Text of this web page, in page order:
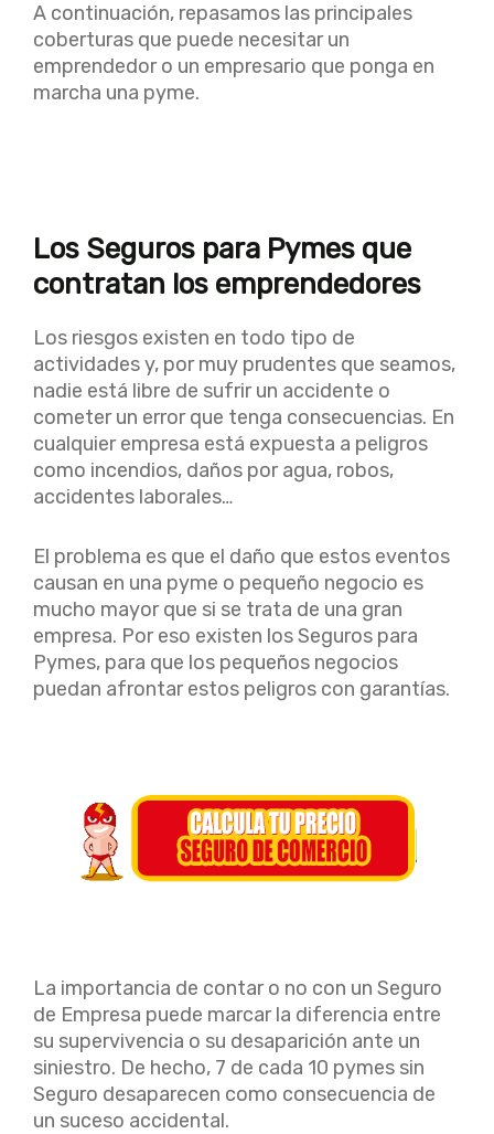
A continuación, repasamos las principales
coberturas que puede necesitar un
emprendedor o un empresario que ponga en
marcha una pyme.
Los Seguros para Pymes que
contratan los emprendedores
Los riesgos existen en todo tipo de
actividades y, por muy prudentes que seamos,
nadie está libre de sufrir un accidente o
cometer un error que tenga consecuencias. En
cualquier empresa está expuesta a peligros
como incendios, daños por agua, robos,
accidentes laborales…
El problema es que el daño que estos eventos
causan en una pyme o pequeño negocio es
mucho mayor que si se trata de una gran
empresa. Por eso existen los Seguros para
Pymes, para que los pequeños negocios
puedan afrontar estos peligros con garantías.
La importancia de contar o no con un Seguro
de Empresa puede marcar la diferencia entre
su supervivencia o su desaparición ante un
siniestro. De hecho, 7 de cada 10 pymes sin
Seguro desaparecen como consecuencia de
un suceso accidental.